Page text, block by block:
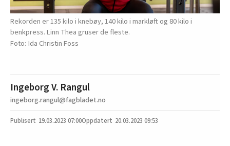
Rekorden er 135 kilo i knebøy, 140 kilo i markløft og 80 kilo i
benkpress. Linn Thea gruser de fleste.
Ida Christin Foss
Ingeborg V. Rangul
ingeborg.rangul@fagbladet.no
19.03.2023 07:00 20.03.2023 09:53